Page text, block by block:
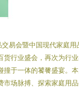
易会暨中国现代家庭用
货行业盛会，再次为行
撞于一体的饕餮盛宴。
市场脉搏、探索家庭用